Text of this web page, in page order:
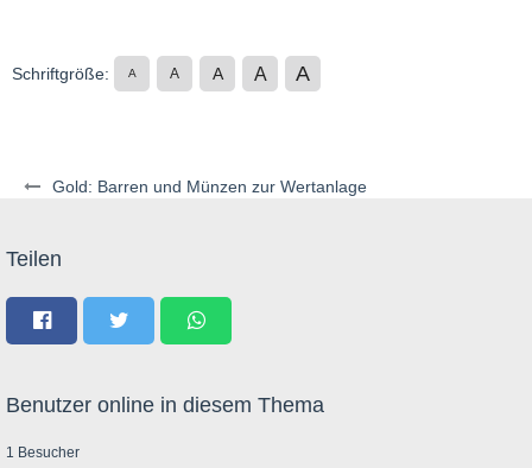
Gold: Barren und Münzen zur Wertanlage
Schriftgröße: A A A A A
Teilen
Benutzer online in diesem Thema
1 Besucher